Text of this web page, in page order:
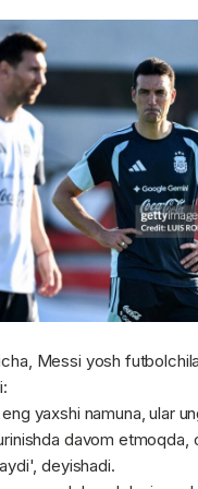
Messi yosh
yaxshi namuna, ular
davom etmoqda,
deyishadi.